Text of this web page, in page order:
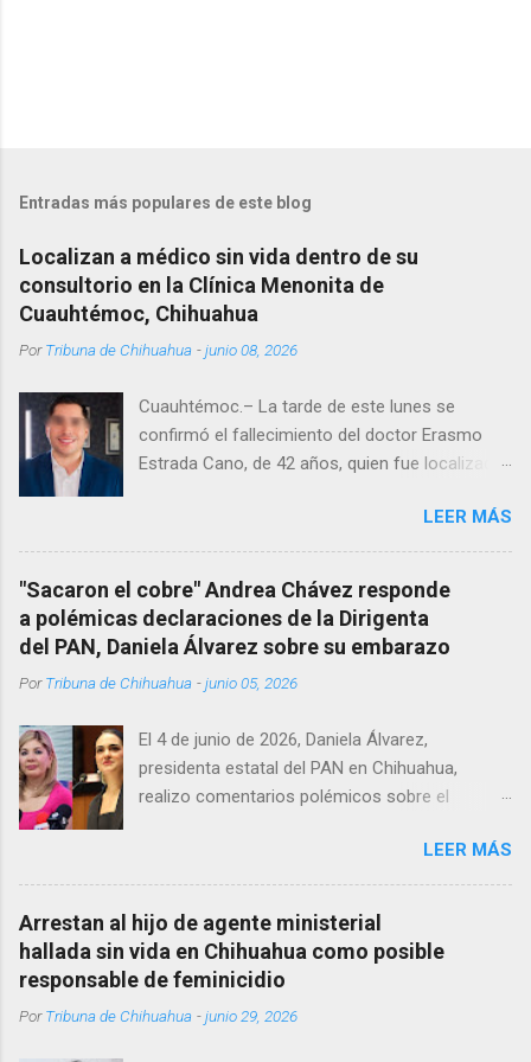
Entradas más populares de este blog
Localizan a médico sin vida dentro de su
consultorio en la Clínica Menonita de
Cuauhtémoc, Chihuahua
PorTribuna de Chihuahua -junio 08, 2026
Cuauhtémoc.– La tarde de este lunes se
confirmó el fallecimiento del doctor Erasmo
Estrada Cano, de 42 años, quien fue localizado
Menonita, ubicada en el kilómetro 10 del
Corredor Comercial. Según reportes el médico
se habría quitado la vida mientras permanecía
encerrado en el consultorio, por lo que
autoridades tuvieron que derribar la puerta,
Estrada, quien se desempeñó como presidente
un médico reconocido en la región.
LEER MÁS
"Sacaron el cobre" Andrea Chávez responde
a polémicas declaraciones de la Dirigenta
del PAN, Daniela Álvarez sobre su embarazo
PorTribuna de Chihuahua -junio 05, 2026
El 4 de junio de 2026, Daniela Álvarez,
presidenta estatal del PAN en Chihuahua,
realizo comentarios polémicos sobre el
Chávez. “acuérdense que su bebé está por
nacer”, expresó al ser cuestionada sobre si la
retaría a tomarse una foto en un restaurante
de Texas como una prueba de que si cuenta
con VISA Álvarez añadió: “Yo no sé dónde irá a
emociones fuertes, ¿Qué tal si se le ocurre que
LEER MÁS
Arrestan al hijo de agente ministerial
hallada sin vida en Chihuahua como posible
responsable de feminicidio
PorTribuna de Chihuahua -junio 29, 2026